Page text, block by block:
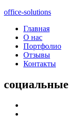
office-solutions
Главная
О нас
Портфолио
Отзывы
Контакты
социальные